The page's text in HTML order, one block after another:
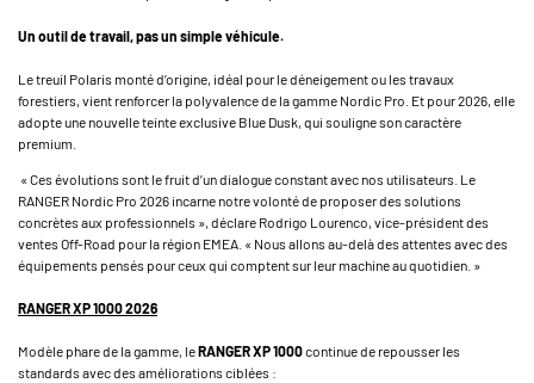
Un outil de travail, pas un simple véhicule.
Le treuil Polaris monté d’origine, idéal pour le déneigement ou les travaux
forestiers, vient renforcer la polyvalence de la gamme Nordic Pro. Et pour 2026, elle
adopte une nouvelle teinte exclusive Blue Dusk, qui souligne son caractère
premium.
« Ces évolutions sont le fruit d’un dialogue constant avec nos utilisateurs. Le
RANGER Nordic Pro 2026 incarne notre volonté de proposer des solutions
concrètes aux professionnels », déclare Rodrigo Lourenco, vice-président des
ventes Off-Road pour la région EMEA. « Nous allons au-delà des attentes avec des
équipements pensés pour ceux qui comptent sur leur machine au quotidien. »
RANGER XP 1000 2026
Modèle phare de la gamme, leRANGER XP 1000continue de repousser les
standards avec des améliorations ciblées :